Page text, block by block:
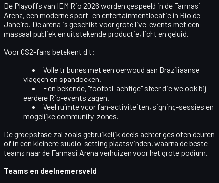
De Playoffs van IEM Rio 2026 worden gespeeld in de Farmasi
Arena, een moderne sport- en entertainmentlocatie in Rio de
Janeiro. De arena is geschikt voor grote live-events met een
massaal publiek en uitstekende productie, licht en geluid.
Voor CS2-fans betekent dit:
Volle tribunes met een oerwoud aan Braziliaanse
vlaggen en spandoeken.
Een bekende, "footbal-achtige" sfeer die we ook bij
eerdere Rio-events zagen.
Veel ruimte voor fan-activiteiten, signing-sessies en
mogelijke community-zones.
De groepsfase zal zoals gebruikelijk deels achter gesloten deuren
of in een kleinere studio-setting plaatsvinden, waarna de beste
teams naar de Farmasi Arena verhuizen voor het grote podium.
Teams en deelnemersveld